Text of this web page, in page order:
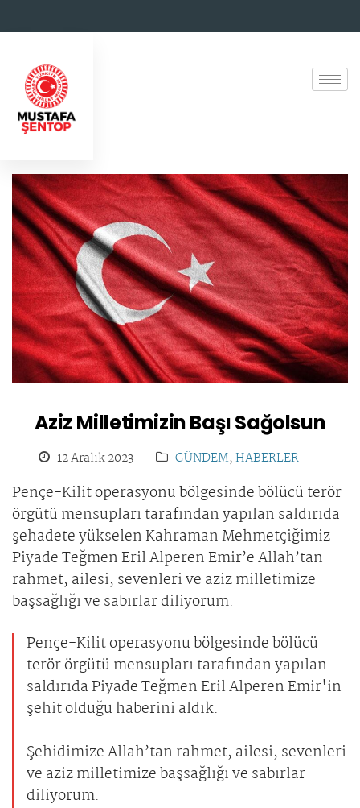
Aziz Milletimizin Başı Sağolsun
12 Aralık 2023 GÜNDEM,HABERLER
Pençe-Kilit operasyonu bölgesinde bölücü terör
örgütü mensupları tarafından yapılan saldırıda
şehadete yükselen Kahraman Mehmetçiğimiz
Piyade Teğmen Eril Alperen Emir’e Allah’tan
rahmet, ailesi, sevenleri ve aziz milletimize
başsağlığı ve sabırlar diliyorum.
Pençe-Kilit operasyonu bölgesinde bölücü
terör örgütü mensupları tarafından yapılan
saldırıda Piyade Teğmen Eril Alperen Emir'in
şehit olduğu haberini aldık.
Şehidimize Allah’tan rahmet, ailesi, sevenleri
ve aziz milletimize başsağlığı ve sabırlar
diliyorum.